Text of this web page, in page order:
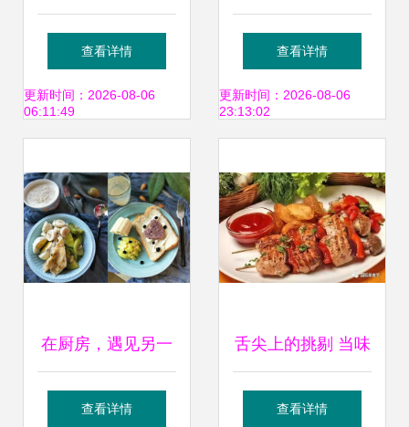
土 环球捕手联合山
西农广，以美食为
行到底
查看详情
更新时间：2026-08-06
06:11:49
本地人私藏老字
号，从清晨茶楼到
查看详情
更新时间：2026-08-06
23:13:02
在厨房，遇见另一
个自己
查看详情
舌尖上的挑剔 当味
蕾邂逅极致诱惑
查看详情